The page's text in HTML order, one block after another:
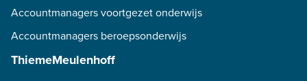
Accountmanagers voortgezet onderwijs
Accountmanagers beroepsonderwijs
ThiemeMeulenhoff